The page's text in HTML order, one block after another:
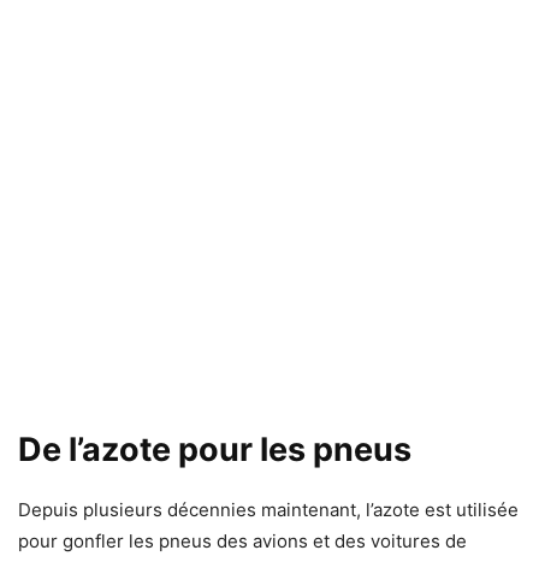
De l’azote pour les pneus
Depuis plusieurs décennies maintenant, l’azote est utilisée
pour gonfler les pneus des avions et des voitures de